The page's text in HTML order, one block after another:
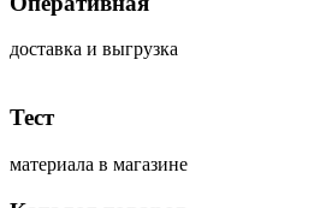
доставка и выгрузка
Тест
материала в магазине